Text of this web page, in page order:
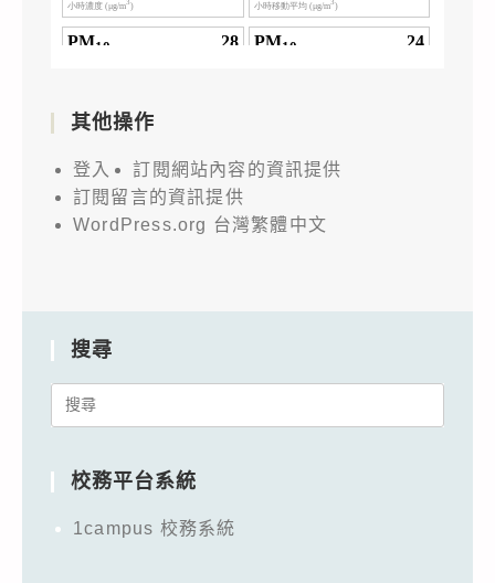
其他操作
登入
訂閱網站內容的資訊提供
訂閱留言的資訊提供
WordPress.org 台灣繁體中文
搜尋
Search
校務平台系統
1campus 校務系統